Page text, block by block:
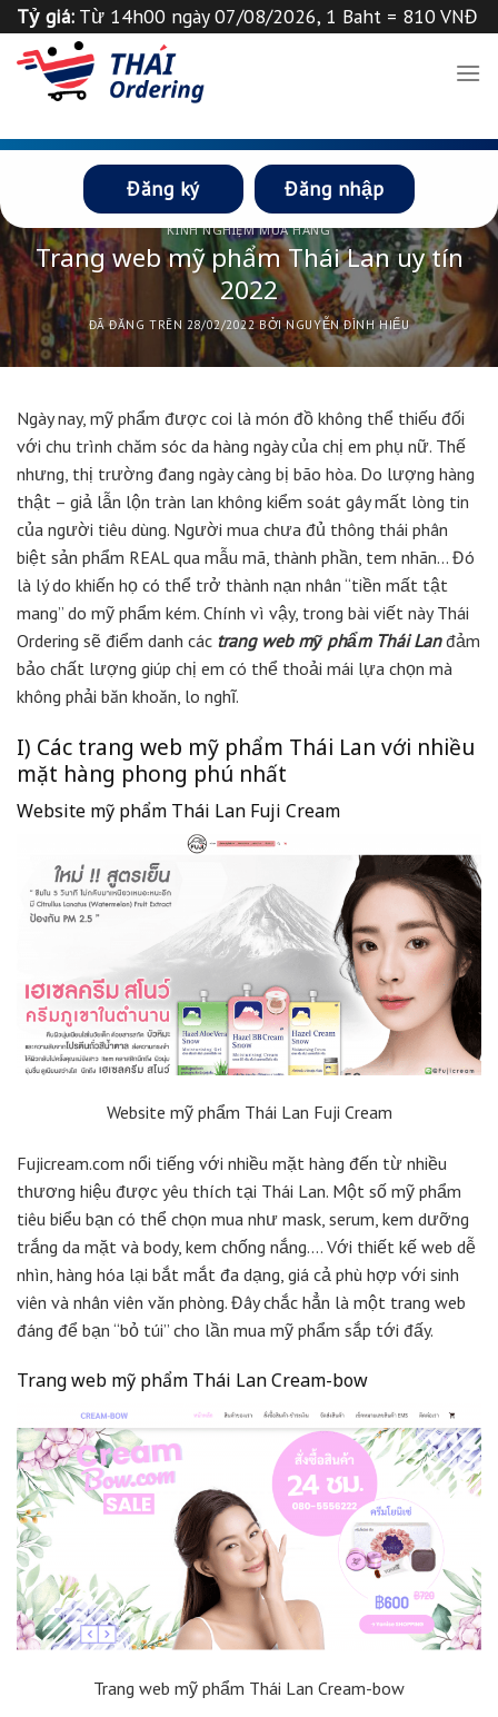
Chuyển
nội
Tỷ giá: Từ 14h00 ngày 07/08/2026, 1 Baht = 810 VNĐ
Tỉ giá 1 ฿=
Đăng ký Đăng nhập
KINH NGHIỆM MUA HÀNG
Trang web mỹ phẩm Thái Lan uy tín
2022
ĐÃ ĐĂNG TRÊN 28/02/2022 BỞINGUYỄN ĐÌNH HIẾU
Ngày nay, mỹ phẩm được coi là món đồ không thể thiếu đối
với chu trình chăm sóc da hàng ngày của chị em phụ nữ. Thế
nhưng, thị trường đang ngày càng bị bão hòa. Do lượng hàng
thật – giả lẫn lộn tràn lan không kiểm soát gây mất lòng tin
của người tiêu dùng. Người mua chưa đủ thông thái phân
biệt sản phẩm REAL qua mẫu mã, thành phần, tem nhãn… Đó
là lý do khiến họ có thể trở thành nạn nhân “tiền mất tật
mang” do mỹ phẩm kém. Chính vì vậy, trong bài viết này Thái
Ordering sẽ điểm danh các trang web mỹ phẩm Thái Lanđảm
bảo chất lượng giúp chị em có thể thoải mái lựa chọn mà
không phải băn khoăn, lo nghĩ.
I) Các trang web mỹ phẩm Thái Lan với nhiều
mặt hàng phong phú nhất
Website mỹ phẩm Thái Lan Fuji Cream
Website mỹ phẩm Thái Lan Fuji Cream
Fujicream.com nổi tiếng với nhiều mặt hàng đến từ nhiều
thương hiệu được yêu thích tại Thái Lan. Một số mỹ phẩm
tiêu biểu bạn có thể chọn mua như mask, serum, kem dưỡng
trắng da mặt và body, kem chống nắng…. Với thiết kế web dễ
nhìn, hàng hóa lại bắt mắt đa dạng, giá cả phù hợp với sinh
viên và nhân viên văn phòng. Đây chắc hẳn là một trang web
đáng để bạn “bỏ túi” cho lần mua mỹ phẩm sắp tới đấy.
Trang web mỹ phẩm Thái Lan Cream-bow
Trang web mỹ phẩm Thái Lan Cream-bow